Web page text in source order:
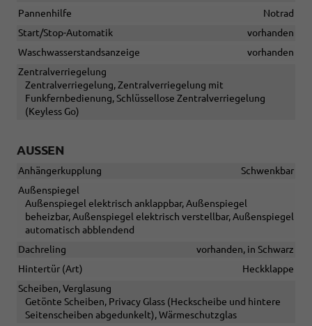
Pannenhilfe
Notrad
Start/Stop-Automatik
vorhanden
Waschwasserstandsanzeige
vorhanden
Zentralverriegelung
Zentralverriegelung, Zentralverriegelung mit
Funkfernbedienung, Schlüssellose Zentralverriegelung
(Keyless Go)
AUSSEN
Anhängerkupplung
Schwenkbar
Außenspiegel
Außenspiegel elektrisch anklappbar, Außenspiegel
beheizbar, Außenspiegel elektrisch verstellbar, Außenspiegel
automatisch abblendend
Dachreling
vorhanden, in Schwarz
Hintertür (Art)
Heckklappe
Scheiben, Verglasung
Getönte Scheiben, Privacy Glass (Heckscheibe und hintere
Seitenscheiben abgedunkelt), Wärmeschutzglas